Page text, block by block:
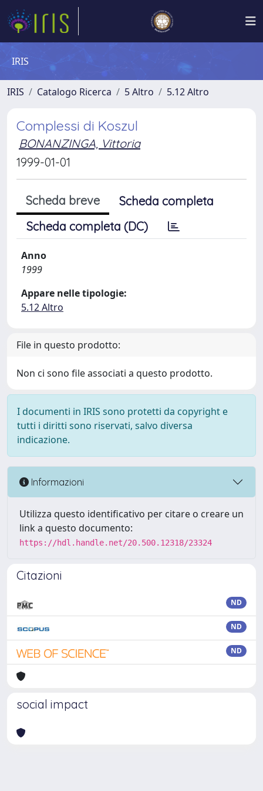
IRIS
IRIS Catalogo Ricerca 5 Altro 5.12 Altro
Complessi di Koszul
BONANZINGA, Vittoria
1999-01-01
Scheda breve
Scheda completa
Scheda completa (DC)
Anno
1999
Appare nelle tipologie:
5.12 Altro
File in questo prodotto:
Non ci sono file associati a questo prodotto.
I documenti in IRIS sono protetti da copyright e
tutti i diritti sono riservati, salvo diversa
indicazione.
Informazioni
Utilizza questo identificativo per citare o creare un
link a questo documento:
https://hdl.handle.net/20.500.12318/23324
Citazioni
ND
ND
ND
social impact